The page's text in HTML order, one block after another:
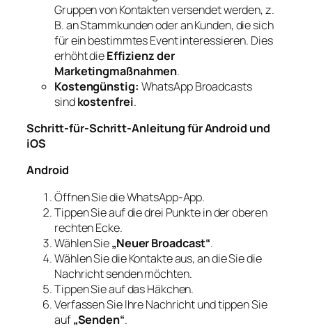
Gruppen von Kontakten versendet werden, z.
B. an Stammkunden oder an Kunden, die sich
für ein bestimmtes Event interessieren. Dies
erhöht dieEffizienz der
Marketingmaßnahmen.
Kostengünstig: WhatsApp Broadcasts
sindkostenfrei.
Schritt-für-Schritt-Anleitung für Android und
iOS
Android
Öffnen Sie die WhatsApp-App.
Tippen Sie auf die drei Punkte in der oberen
rechten Ecke.
Wählen Sie„Neuer Broadcast“.
Wählen Sie die Kontakte aus, an die Sie die
Nachricht senden möchten.
Tippen Sie auf das Häkchen.
Verfassen Sie Ihre Nachricht und tippen Sie
auf„Senden“.